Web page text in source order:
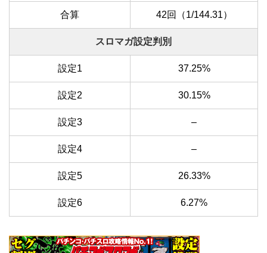
合算 42回（1/144.31）
スロマガ設定判別
設定1 37.25%
設定2 30.15%
設定3 –
設定4 –
設定5 26.33%
設定6 6.27%